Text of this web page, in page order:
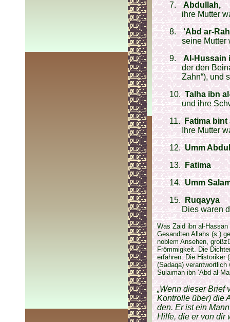
7.
Abdullah,
ihre Mutter
8.
‘Abd ar-
seine Mutter
9.
Al-Hussain
der den
Zahn“), und
10. Talha ibn
und ihre
11. Fatima bint
Ihre Mutter
12. Umm
13. Fatima
14. Umm
15. Ruqayya
Dies waren
Was Zaid ibn al-
Gesandten Allahs (s.)
noblem Ansehen,
Frömmigkeit. Die
erfahren. Die Historiker
(Sadaqa) verantwortlich
Sulaiman ibn ‘Abd al-
„Wenn dieser Brief
Kontrolle über) die
den. Er ist ein
Hilfe, die er von dir